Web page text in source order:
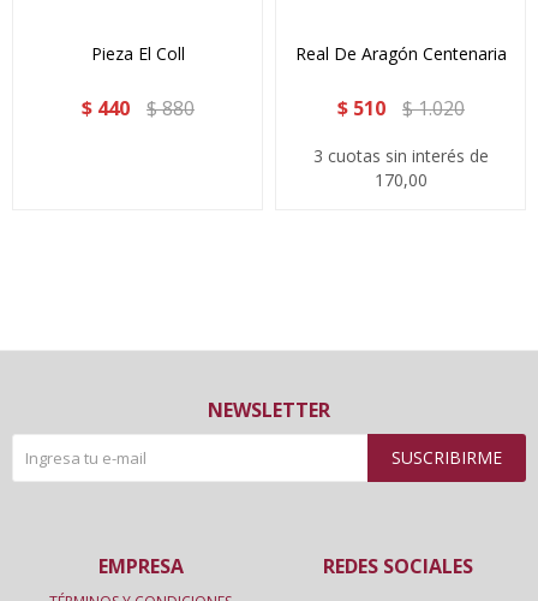
Pieza El Coll
$ 440 $880
Real De Aragón Centenaria
$ 510 $1.020
3 cuotas sin interés de
170,00
NEWSLETTER
SUSCRIBIRME
REDES SOCIALES
EMPRESA